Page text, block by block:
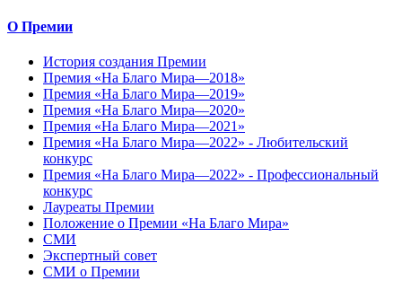
О Премии
История создания Премии
Премия «На Благо Мира—2018»
Премия «На Благо Мира—2019»
Премия «На Благо Мира—2020»
Премия «На Благо Мира—2021»
Премия «На Благо Мира—2022» - Любительский
конкурс
Премия «На Благо Мира—2022» - Профессиональный
конкурс
Лауреаты Премии
Положение о Премии «На Благо Мира»
СМИ
Экспертный совет
СМИ о Премии